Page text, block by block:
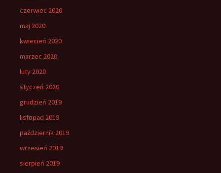
czerwiec 2020
maj 2020
kwiecień 2020
marzec 2020
luty 2020
styczeń 2020
grudzień 2019
listopad 2019
październik 2019
wrzesień 2019
sierpień 2019